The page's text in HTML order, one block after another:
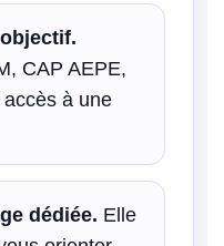
CAP AEPE,
à une
dédiée. Elle